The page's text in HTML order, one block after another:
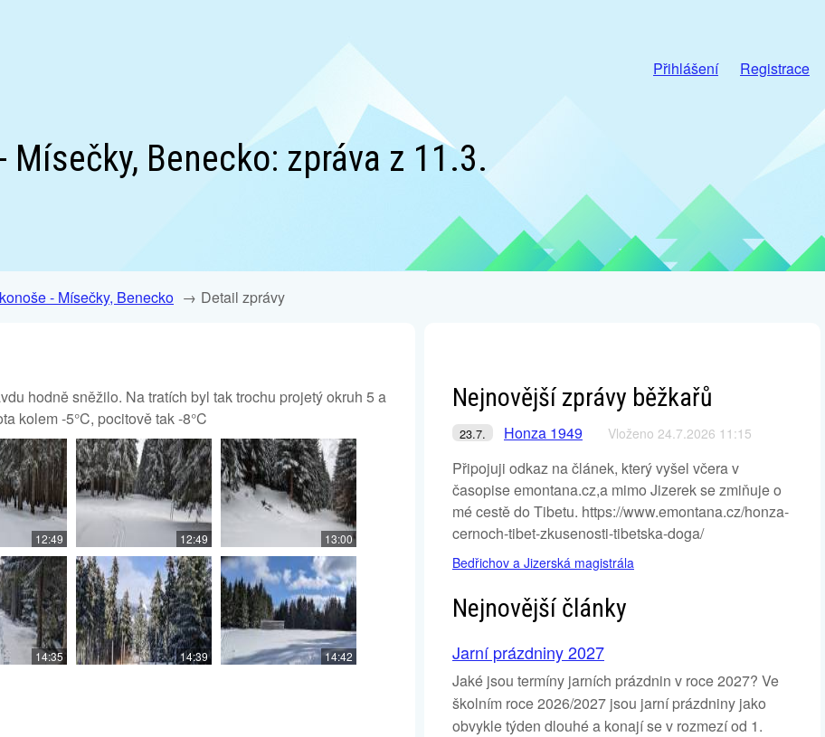
Přihlášení Registrace
Mísečky, Benecko: zpráva z 11.3.
- Mísečky, Benecko Detail zprávy
hodně sněžilo. Na tratích byl tak trochu projetý okruh 5 a
kolem -5°C, pocitově tak -8°C
12:49 12:49 13:00
14:35 14:39 14:42
Nejnovější zprávy běžkařů
23.7. Honza 1949 Vloženo 24.7.2026 11:15
Připojuji odkaz na článek, který vyšel včera v
časopise emontana.cz,a mimo Jizerek se zmiňuje o
mé cestě do Tibetu. https://www.emontana.cz/honza-
cernoch-tibet-zkusenosti-tibetska-doga/
Bedřichov a Jizerská magistrála
Nejnovější články
Jarní prázdniny 2027
Jaké jsou termíny jarních prázdnin v roce 2027? Ve
školním roce 2026/2027 jsou jarní prázdniny jako
obvykle týden dlouhé a konají se v rozmezí od 1.